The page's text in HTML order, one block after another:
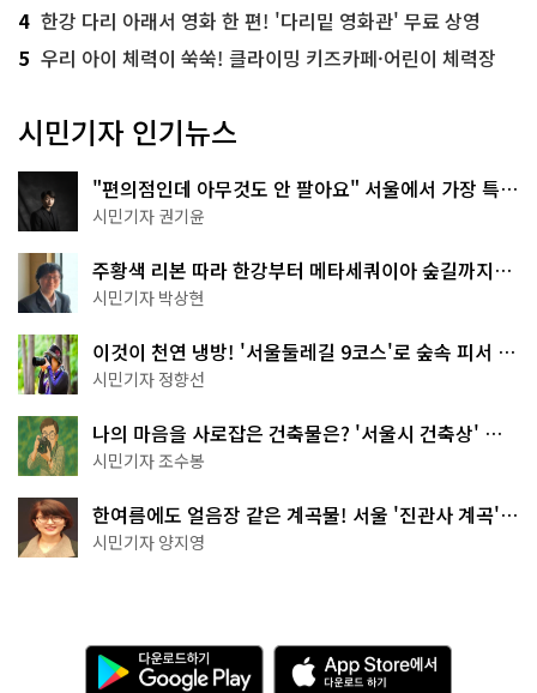
4 한강 다리 아래서 영화 한 편! '다리밑 영화관' 무료 상영
5 우리 아이 체력이 쑥쑥! 클라이밍 키즈카페·어린이 체력장
시민기자 인기뉴스
"편의점인데 아무것도 안 팔아요" 서울에서 가장 특별
한 편의점의 정체
시민기자 권기윤
주황색 리본 따라 한강부터 메타세쿼이아 숲길까지…
서울둘레길 15코스
시민기자 박상현
이것이 천연 냉방! '서울둘레길 9코스'로 숲속 피서 떠
나볼까
시민기자 정향선
나의 마음을 사로잡은 건축물은? '서울시 건축상' 수
상작 공개!
시민기자 조수봉
한여름에도 얼음장 같은 계곡물! 서울 '진관사 계곡'이
천국이네~
시민기자 양지영
다
운
A
p